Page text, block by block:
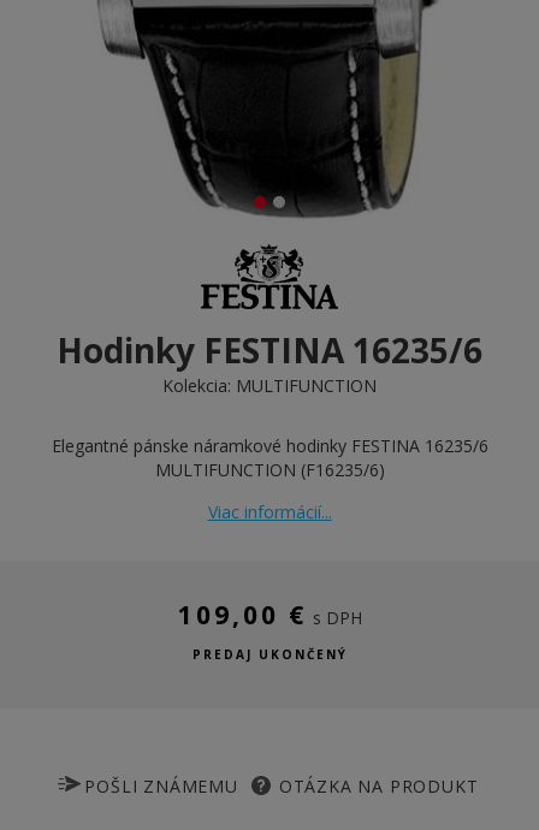
Hodinky FESTINA 16235/6
Kolekcia: MULTIFUNCTION
Elegantné pánske náramkové hodinky FESTINA 16235/6
MULTIFUNCTION (F16235/6)
Viac informácií...
109,00 € s DPH
PREDAJ UKONČENÝ
POŠLI ZNÁMEMU OTÁZKA NA PRODUKT